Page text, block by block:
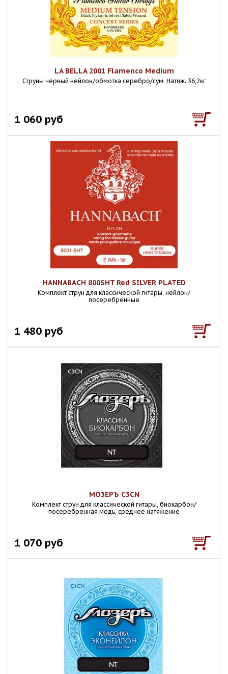
LA BELLA 2001 Flamenco Medium
Струны чёрный нейлон/обмотка серебро/сум. Натяж. 36,2кг
1 060 руб
HANNABACH 800SHT Red SILVER PLATED
Комплект струн для классической гитары, нейлон/
посеребренные
1 480 руб
МОЗЕРЪ C3CN
Комплект струн для классической гитары, биокарбон/
посеребренная медь, среднее натяжение
1 070 руб